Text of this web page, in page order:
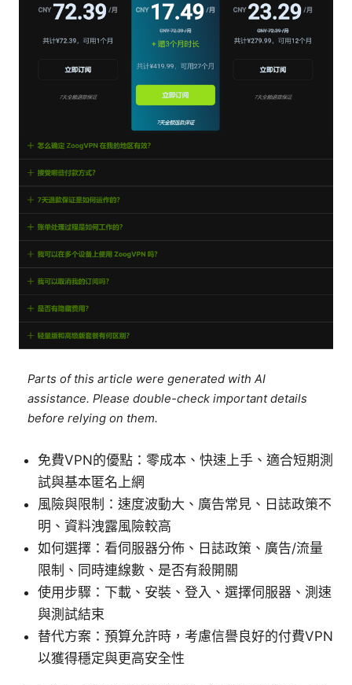
Parts of this article were generated with AI
assistance. Please double-check important details
before relying on them.
免費VPN的優點：零成本、快速上手、適合短期測
試與基本匿名上網
風險與限制：速度波動大、廣告常見、日誌政策不
明、資料洩露風險較高
如何選擇：看伺服器分佈、日誌政策、廣告/流量
限制、同時連線數、是否有殺開關
使用步驟：下載、安裝、登入、選擇伺服器、測速
與測試結束
替代方案：預算允許時，考慮信譽良好的付費VPN
以獲得穩定與更高安全性